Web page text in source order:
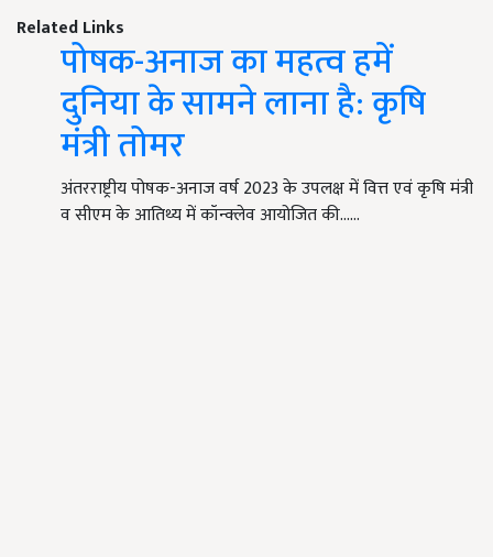
Related Links
पोषक-अनाज का महत्व हमें
दुनिया के सामने लाना है: कृषि
मंत्री तोमर
अंतरराष्ट्रीय पोषक-अनाज वर्ष 2023 के उपलक्ष में वित्त एवं कृषि मंत्री
व सीएम के आतिथ्य में कॉन्क्लेव आयोजित की...…